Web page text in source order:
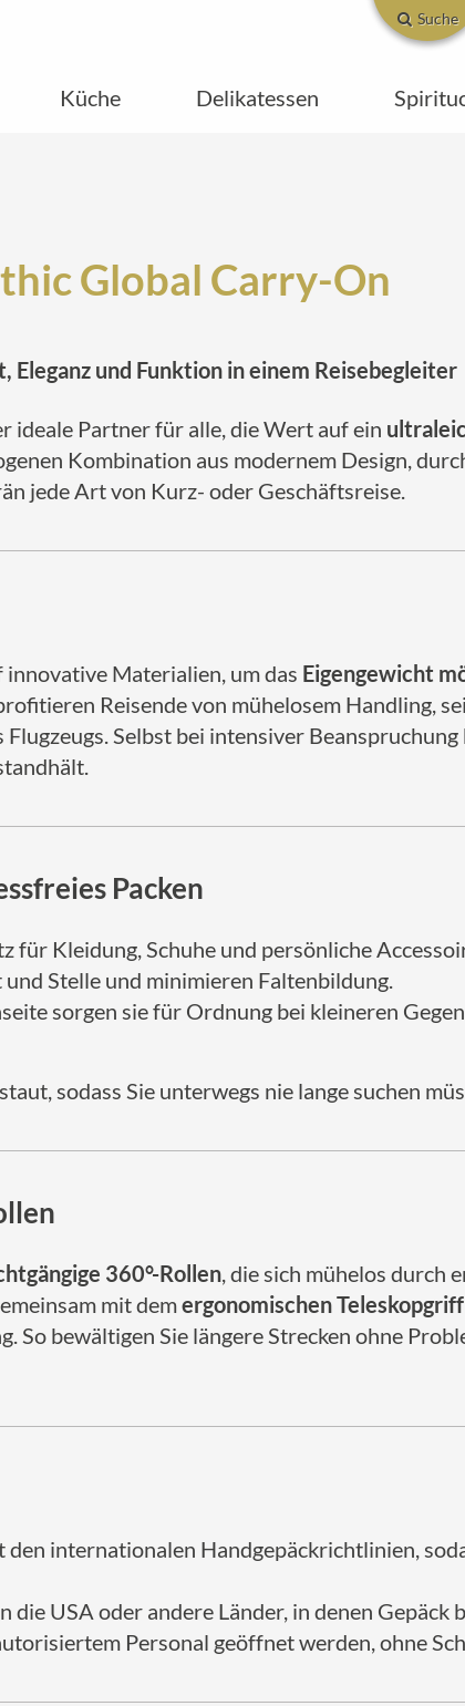
Suche
Küche Delikatessen
Global Carry-On
und Funktion in einem Reisebegleiter
ideale Partner für alle, die Wert auf ein
Kombination aus modernem Design,
jede Art von Kurz- oder Geschäftsreise.
Materialien, um das Eigengewicht
Reisende von mühelosem Handling,
Selbst bei intensiver
Packen
für Kleidung, Schuhe und persönliche
Stelle und minimieren Faltenbildung.
sorgen sie für Ordnung bei kleineren
sodass Sie unterwegs nie lange suchen
360°-Rollen, die sich mühelos durch
mit demergonomischen Teleskopgriff
So bewältigen Sie längere Strecken ohne
den internationalen Handgepäckrichtlinien,
die USA oder andere Länder, in denen
Personal geöffnet werden, ohne